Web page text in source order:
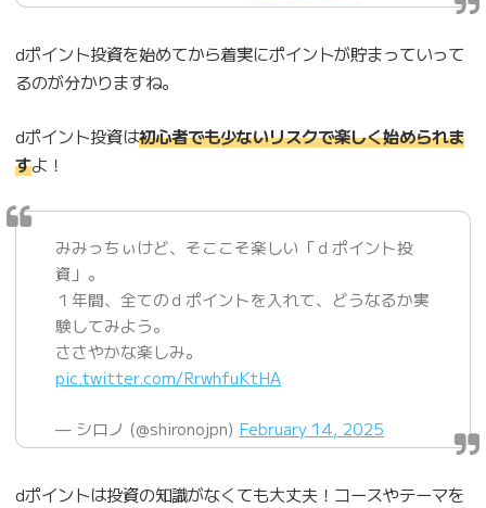
dポイント投資を始めてから着実にポイントが貯まっていって
るのが分かりますね。
dポイント投資は初心者でも少ないリスクで楽しく始められま
すよ！
みみっちぃけど、そここそ楽しい「ｄポイント投
資」。
１年間、全てのｄポイントを入れて、どうなるか実
験してみよう。
ささやかな楽しみ。
pic.twitter.com/RrwhfuKtHA
— シロノ (@shironojpn) February 14, 2025
dポイントは投資の知識がなくても大丈夫！コースやテーマを